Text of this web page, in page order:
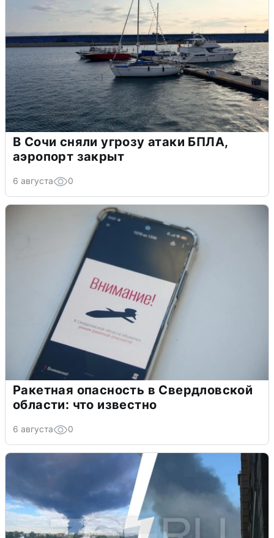
В Сочи сняли угрозу атаки БПЛА,
аэропорт закрыт
6 августа 0
Ракетная опасность в Свердловской
области: что известно
6 августа 0